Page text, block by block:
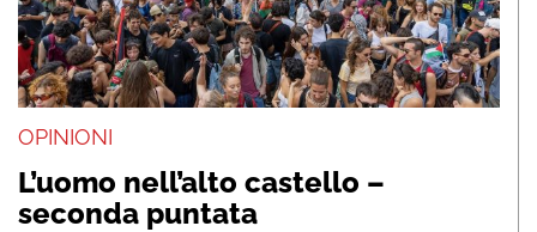
OPINIONI
L’uomo nell’alto castello –
seconda puntata